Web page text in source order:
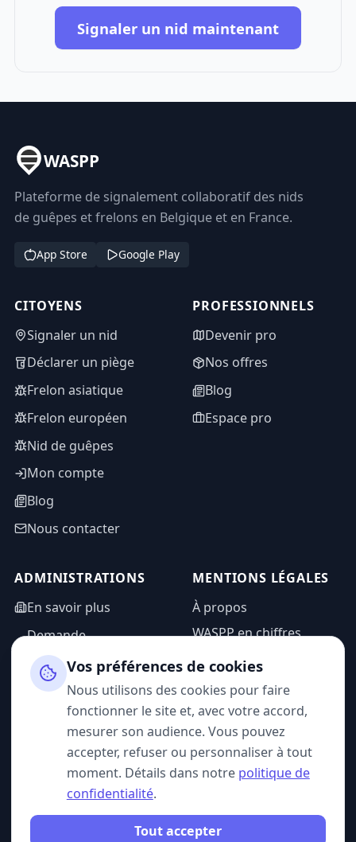
Signaler un nid maintenant
WASPP
Plateforme de signalement collaboratif des nids
de guêpes et frelons en Belgique et en France.
App Store Google Play
CITOYENS
Signaler un nid
Déclarer un piège
Frelon asiatique
Frelon européen
Nid de guêpes
Mon compte
Blog
Nous contacter
PROFESSIONNELS
Devenir pro
Nos offres
Blog
Espace pro
ADMINISTRATIONS
En savoir plus
Demande
d'information
Espace admin
MENTIONS LÉGALES
À propos
WASPP en chiffres
Mentions légales
Politique de
confidentialité
CGU
SUIVEZ-NOUS
Vos préférences de cookies
Nous utilisons des cookies pour faire
fonctionner le site et, avec votre accord,
mesurer son audience. Vous pouvez
accepter, refuser ou personnaliser à tout
moment. Détails dans notre politique de
confidentialité.
Tout accepter